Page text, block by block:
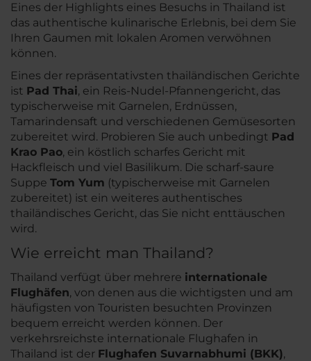
Eines der Highlights eines Besuchs in Thailand ist
das authentische kulinarische Erlebnis, bei dem Sie
Ihren Gaumen mit lokalen Aromen verwöhnen
können.
Eines der repräsentativsten thailändischen Gerichte
ist Pad Thai, ein Reis-Nudel-Pfannengericht, das
typischerweise mit Garnelen, Erdnüssen,
Tamarindensaft und verschiedenen Gemüsesorten
zubereitet wird. Probieren Sie auch unbedingt Pad
Krao Pao, ein köstlich scharfes Gericht mit
Hackfleisch und viel Basilikum. Die scharf-saure
Suppe Tom Yum (typischerweise mit Garnelen
zubereitet) ist ein weiteres authentisches
thailändisches Gericht, das Sie nicht enttäuschen
wird.
Wie erreicht man Thailand?
Thailand verfügt über mehrere internationale
Flughäfen, von denen aus die wichtigsten und am
häufigsten von Touristen besuchten Provinzen
bequem erreicht werden können. Der
verkehrsreichste internationale Flughafen in
Thailand ist der Flughafen Suvarnabhumi (BKK),